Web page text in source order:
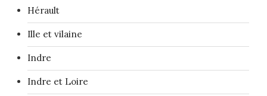
Hérault
Ille et vilaine
Indre
Indre et Loire